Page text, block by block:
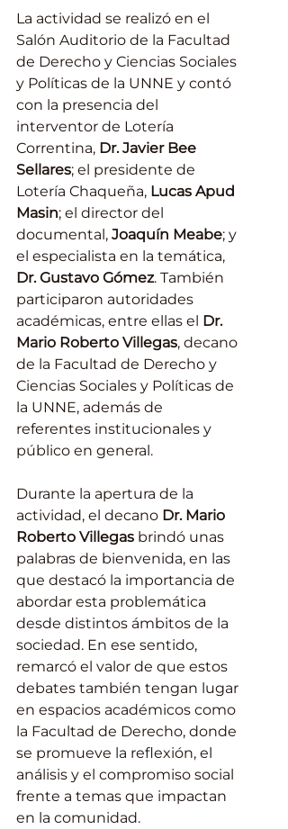
La actividad se realizó en el
Salón Auditorio de la Facultad
de Derecho y Ciencias Sociales
y Políticas de la UNNE y contó
con la presencia del
interventor de Lotería
Correntina, Dr. Javier Bee
Sellares; el presidente de
Lotería Chaqueña, Lucas Apud
Masin; el director del
documental, Joaquín Meabe; y
el especialista en la temática,
Dr. Gustavo Gómez. También
participaron autoridades
académicas, entre ellas el Dr.
Mario Roberto Villegas, decano
de la Facultad de Derecho y
Ciencias Sociales y Políticas de
la UNNE, además de
referentes institucionales y
público en general.
Durante la apertura de la
actividad, el decano Dr. Mario
Roberto Villegas brindó unas
palabras de bienvenida, en las
que destacó la importancia de
abordar esta problemática
desde distintos ámbitos de la
sociedad. En ese sentido,
remarcó el valor de que estos
debates también tengan lugar
en espacios académicos como
la Facultad de Derecho, donde
se promueve la reflexión, el
análisis y el compromiso social
frente a temas que impactan
en la comunidad.